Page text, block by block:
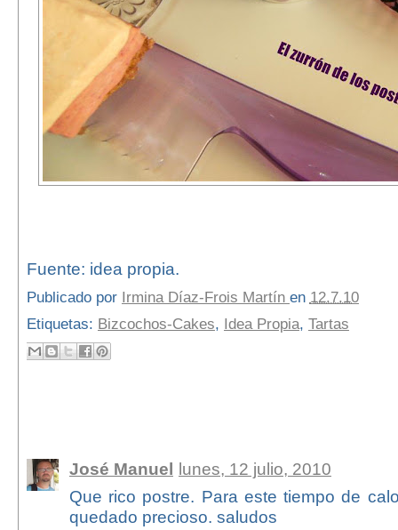
Fuente: idea propia.
Publicado por Irmina Díaz-Frois Martín en 12.7.10
Etiquetas: Bizcochos-Cakes, Idea Propia, Tartas
José Manuel lunes, 12 julio, 2010
Que rico postre. Para este tiempo de
quedado precioso. saludos